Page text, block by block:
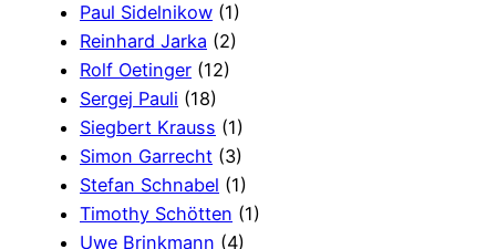
Paul Sidelnikow (1)
Reinhard Jarka (2)
Rolf Oetinger (12)
Sergej Pauli (18)
Siegbert Krauss (1)
Simon Garrecht (3)
Stefan Schnabel (1)
Timothy Schötten (1)
Uwe Brinkmann (4)